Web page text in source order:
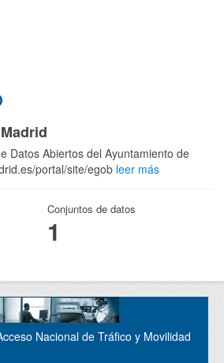
Datos Abiertos del Ayuntamiento de
portal/site/egob leer más
Conjuntos de datos
1
Nacional de Tráfico y Movilidad